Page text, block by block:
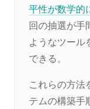
平性が数学的
回の抽選が手
ようなツール
できる。
これらの方法
テムの構築手